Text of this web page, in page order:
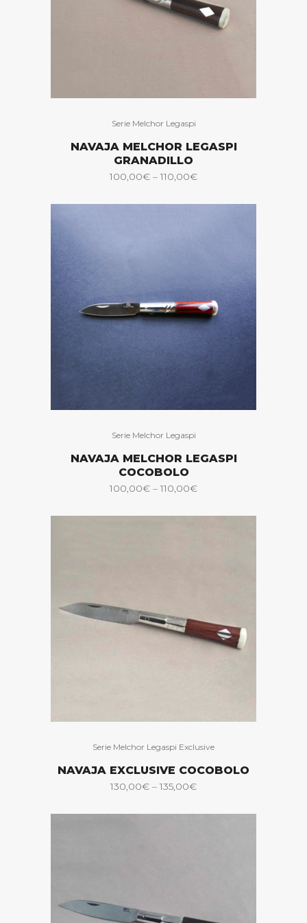
Serie Melchor Legaspi
NAVAJA MELCHOR LEGASPI
GRANADILLO
100,00€ –110,00€
Serie Melchor Legaspi
NAVAJA MELCHOR LEGASPI
COCOBOLO
100,00€ –110,00€
Serie Melchor Legaspi Exclusive
NAVAJA EXCLUSIVE COCOBOLO
130,00€ –135,00€